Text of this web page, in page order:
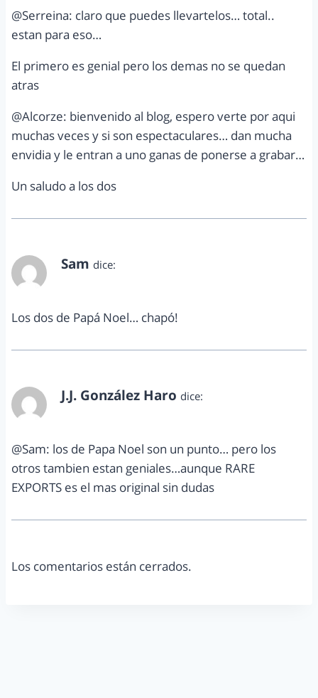
@Serreina: claro que puedes llevartelos… total..
estan para eso…
El primero es genial pero los demas no se quedan
atras
@Alcorze: bienvenido al blog, espero verte por aqui
muchas veces y si son espectaculares… dan mucha
envidia y le entran a uno ganas de ponerse a grabar…
Un saludo a los dos
Sam dice:
Los dos de Papá Noel… chapó!
J.J. González Haro dice:
@Sam: los de Papa Noel son un punto… pero los
otros tambien estan geniales…aunque RARE
EXPORTS es el mas original sin dudas
Los comentarios están cerrados.